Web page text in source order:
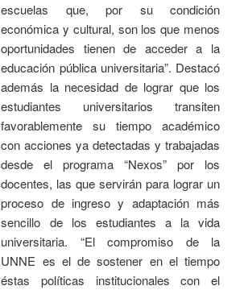
escuelas que, por su condición
económica y cultural, son los que menos
oportunidades tienen de acceder a la
educación pública universitaria”. Destacó
además la necesidad de lograr que los
estudiantes universitarios transiten
favorablemente su tiempo académico
con acciones ya detectadas y trabajadas
desde el programa “Nexos” por los
docentes, las que servirán para lograr un
proceso de ingreso y adaptación más
sencillo de los estudiantes a la vida
universitaria. “El compromiso de la
UNNE es el de sostener en el tiempo
éstas políticas institucionales con el